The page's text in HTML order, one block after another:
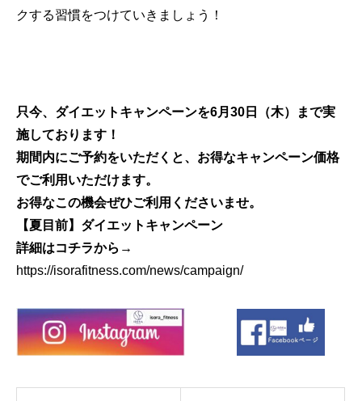
クする習慣をつけていきましょう！
只今、ダイエットキャンペーンを6月30日（木）まで実
施しております！
期間内にご予約をいただくと、お得なキャンペーン価格
でご利用いただけます。
お得なこの機会ぜひご利用くださいませ。
【夏目前】ダイエットキャンペーン
詳細はコチラから→
https://isorafitness.com/news/campaign/